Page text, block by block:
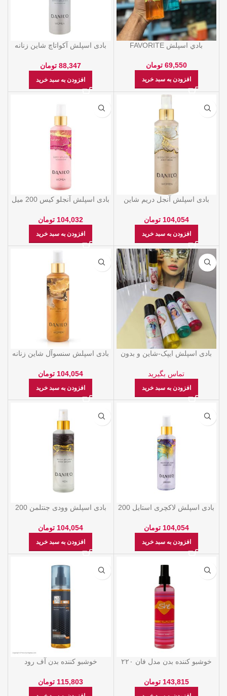
بادي اسپلش FAVORITE
69,550 تومان
افزودن به سبد خرید
بادی اسپلش آکواتاچ شاین زنانه
88,347 تومان
افزودن به سبد خرید
بادی اسپلش آنجل دریم شاین
104,054 تومان
افزودن به سبد خرید
بادی اسپلش آنجلو کیس 200 میل
104,032 تومان
افزودن به سبد خرید
بادی اسپلش ایپک-شاین و بدون
تماس بگیرید
افزودن به سبد خرید
بادی اسپلش سنسوآل شاین زنانه
104,054 تومان
افزودن به سبد خرید
بادی اسپلش لاکچری استایل 200
104,054 تومان
افزودن به سبد خرید
بادی اسپلش وودی جنتلمن 200
104,054 تومان
افزودن به سبد خرید
خوشبو کننده بدن مدل فان ۲۲۰
143,815 تومان
خوشبو کننده بدن آف رود
115,803 تومان